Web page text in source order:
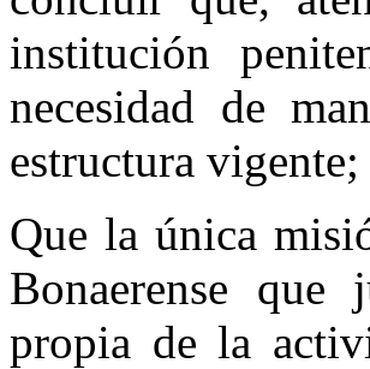
institución
necesidad de
estructura vigente;
Que la única
Bonaerense
propia de la